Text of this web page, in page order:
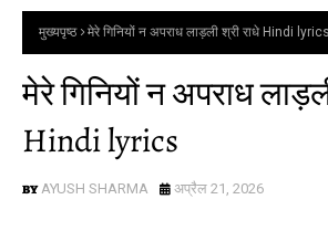
मुख्यपृष्ठ मेरे गिनियों न अपराध लाड़ली श्री राधे Hindi lyrics
मेरे गिनियों न अपराध
Hindi lyrics
AYUSH SHARMA अप्रैल 21, 2026